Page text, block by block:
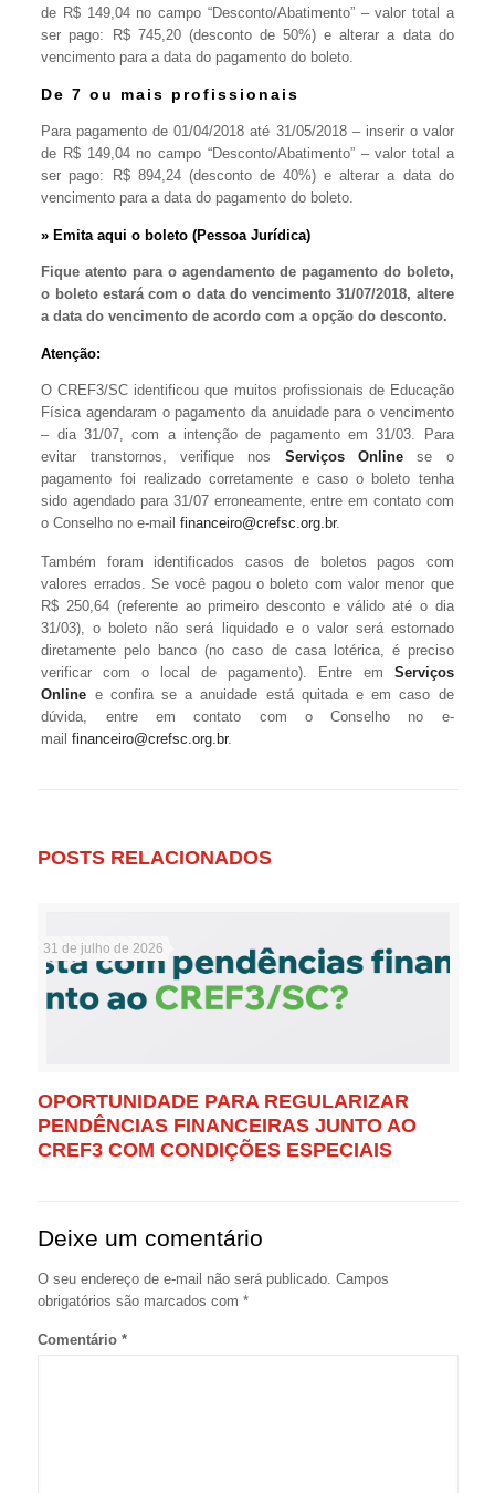
de R$ 149,04 no campo “Desconto/Abatimento” – valor total a
ser pago: R$ 745,20 (desconto de 50%) e alterar a data do
vencimento para a data do pagamento do boleto.
De 7 ou mais profissionais
Para pagamento de 01/04/2018 até 31/05/2018 – inserir o valor
de R$ 149,04 no campo “Desconto/Abatimento” – valor total a
ser pago: R$ 894,24 (desconto de 40%) e alterar a data do
vencimento para a data do pagamento do boleto.
» Emitaaquio boleto (Pessoa Jurídica)
Fique atento para o agendamento de pagamento do boleto,
o boleto estará com o data do vencimento 31/07/2018, altere
a data do vencimento de acordo com a opção do desconto.
Atenção:
O CREF3/SC identificou que muitos profissionais de Educação
Física agendaram o pagamento da anuidade para o vencimento
– dia 31/07, com a intenção de pagamento em 31/03. Para
evitar transtornos, verifique nos Serviços Online se o
pagamento foi realizado corretamente e caso o boleto tenha
sido agendado para 31/07 erroneamente, entre em contato com
o Conselho no e-mailfinanceiro@crefsc.org.br.
Também foram identificados casos de boletos pagos com
valores errados. Se você pagou o boleto com valor menor que
R$ 250,64 (referente ao primeiro desconto e válido até o dia
31/03), o boleto não será liquidado e o valor será estornado
diretamente pelo banco (no caso de casa lotérica, é preciso
verificar com o local de pagamento). Entre em Serviços
Online e confira se a anuidade está quitada e em caso de
dúvida, entre em contato com o Conselho no e-
mailfinanceiro@crefsc.org.br.
POSTS RELACIONADOS
31 de julho de 2026
OPORTUNIDADE PARA REGULARIZAR
PENDÊNCIAS FINANCEIRAS JUNTO AO
CREF3 COM CONDIÇÕES ESPECIAIS
Deixe um comentário
O seu endereço de e-mail não será publicado. Campos
obrigatórios são marcados com *
Comentário *